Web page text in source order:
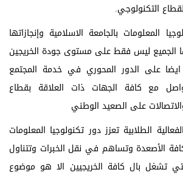
التكنولوجي.
المعلومات بالجامعة الاسلامية وإنجازاتها
الجميع ليس فقط على مستوى جودة الخريجين
على الدور المحوري في خدمة المجتمع
مع كافة الجهات ذات العلاقة بقطاع
على الصعيد الوطني
الطلابية تعزز دور تكنولوجيا المعلومات
الأصعدة وتساهم في نقل الخبرات وتتناول
تشغل بال كافة الخريجيين الا هو موضوع